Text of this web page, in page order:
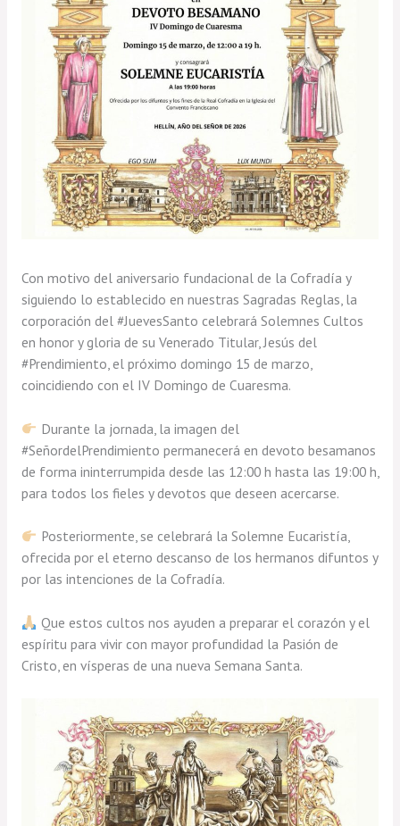
Con motivo del aniversario fundacional de la Cofradía y
siguiendo lo establecido en nuestras Sagradas Reglas, la
corporación del #JuevesSanto celebrará Solemnes Cultos
en honor y gloria de su Venerado Titular, Jesús del
#Prendimiento, el próximo domingo 15 de marzo,
coincidiendo con el IV Domingo de Cuaresma.
Durante la jornada, la imagen del
#SeñordelPrendimiento permanecerá en devoto besamanos
de forma ininterrumpida desde las 12:00 h hasta las 19:00 h,
para todos los fieles y devotos que deseen acercarse.
Posteriormente, se celebrará la Solemne Eucaristía,
ofrecida por el eterno descanso de los hermanos difuntos y
por las intenciones de la Cofradía.
Que estos cultos nos ayuden a preparar el corazón y el
espíritu para vivir con mayor profundidad la Pasión de
Cristo, en vísperas de una nueva Semana Santa.